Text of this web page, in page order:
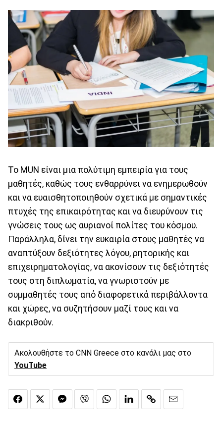
Το MUN είναι μια πολύτιμη εμπειρία για τους
μαθητές, καθώς τους ενθαρρύνει να ενημερωθούν
και να ευαισθητοποιηθούν σχετικά με σημαντικές
πτυχές της επικαιρότητας και να διευρύνουν τις
γνώσεις τους ως αυριανοί πολίτες του κόσμου.
Παράλληλα, δίνει την ευκαιρία στους μαθητές να
αναπτύξουν δεξιότητες λόγου, ρητορικής και
επιχειρηματολογίας, να ακονίσουν τις δεξιότητές
τους στη διπλωματία, να γνωριστούν με
συμμαθητές τους από διαφορετικά περιβάλλοντα
και χώρες, να συζητήσουν μαζί τους και να
διακριθούν.
Ακολουθήστε το CNN Greece στο κανάλι μας στο
YouTube